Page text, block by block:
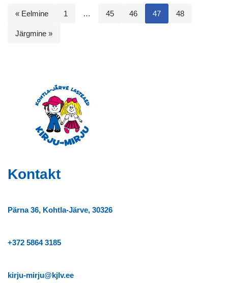
« Eelmine 1 … 45 46 47 48
Järgmine »
Kontakt
Pärna 36, Kohtla-Järve, 30326
+372 5864 3185
kirju-mirju@kjlv.ee